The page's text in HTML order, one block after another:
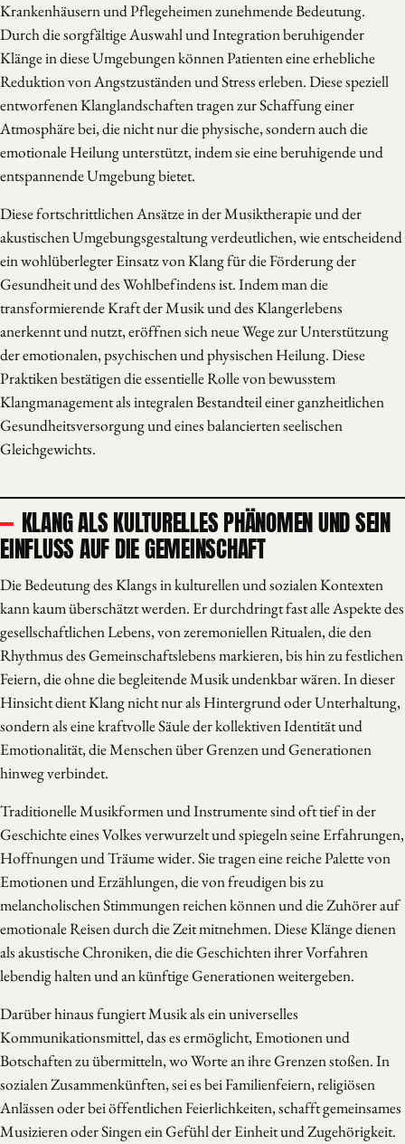
Krankenhäusern und Pflegeheimen zunehmende Bedeutung.
Durch die sorgfältige Auswahl und Integration beruhigender
Klänge in diese Umgebungen können Patienten eine erhebliche
Reduktion von Angstzuständen und Stress erleben. Diese speziell
entworfenen Klanglandschaften tragen zur Schaffung einer
Atmosphäre bei, die nicht nur die physische, sondern auch die
emotionale Heilung unterstützt, indem sie eine beruhigende und
entspannende Umgebung bietet.
Diese fortschrittlichen Ansätze in der Musiktherapie und der
akustischen Umgebungsgestaltung verdeutlichen, wie entscheidend
ein wohlüberlegter Einsatz von Klang für die Förderung der
Gesundheit und des Wohlbefindens ist. Indem man die
transformierende Kraft der Musik und des Klangerlebens
anerkennt und nutzt, eröffnen sich neue Wege zur Unterstützung
der emotionalen, psychischen und physischen Heilung. Diese
Praktiken bestätigen die essentielle Rolle von bewusstem
Klangmanagement als integralen Bestandteil einer ganzheitlichen
Gesundheitsversorgung und eines balancierten seelischen
Gleichgewichts.
KLANG ALS KULTURELLES PHÄNOMEN UND SEIN
EINFLUSS AUF DIE GEMEINSCHAFT
Die Bedeutung des Klangs in kulturellen und sozialen Kontexten
kann kaum überschätzt werden. Er durchdringt fast alle Aspekte des
gesellschaftlichen Lebens, von zeremoniellen Ritualen, die den
Rhythmus des Gemeinschaftslebens markieren, bis hin zu festlichen
Feiern, die ohne die begleitende Musik undenkbar wären. In dieser
Hinsicht dient Klang nicht nur als Hintergrund oder Unterhaltung,
sondern als eine kraftvolle Säule der kollektiven Identität und
Emotionalität, die Menschen über Grenzen und Generationen
hinweg verbindet.
Traditionelle Musikformen und Instrumente sind oft tief in der
Geschichte eines Volkes verwurzelt und spiegeln seine Erfahrungen,
Hoffnungen und Träume wider. Sie tragen eine reiche Palette von
Emotionen und Erzählungen, die von freudigen bis zu
melancholischen Stimmungen reichen können und die Zuhörer auf
emotionale Reisen durch die Zeit mitnehmen. Diese Klänge dienen
als akustische Chroniken, die die Geschichten ihrer Vorfahren
lebendig halten und an künftige Generationen weitergeben.
Darüber hinaus fungiert Musik als ein universelles
Kommunikationsmittel, das es ermöglicht, Emotionen und
Botschaften zu übermitteln, wo Worte an ihre Grenzen stoßen. In
sozialen Zusammenkünften, sei es bei Familienfeiern, religiösen
Anlässen oder bei öffentlichen Feierlichkeiten, schafft gemeinsames
Musizieren oder Singen ein Gefühl der Einheit und Zugehörigkeit.